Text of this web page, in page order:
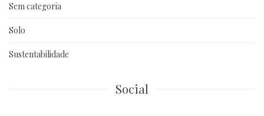
Sem categoria
Solo
Sustentabilidade
Social